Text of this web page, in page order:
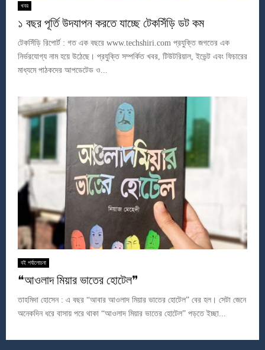
খবর
১ বছর পূর্তি উদযাপন করতে যাচ্ছে টেকসিঁড়ি ডট কম
টেকসিঁড়ি রিপোর্ট : গত এক বছরে www.techshiri.com প্রযুক্তি জগতের এক
নির্ভরযোগ্য নাম হয়ে উঠেছে। প্রযুক্তি সম্পর্কিত খবর, টিউটরিয়াল, ইভেন্ট এবং ফিচারের
মাধ্যমে পাঠকদের আপডেটেড ও...
বই পর্যালোচনা
❝আওলাদ মিয়ার ভাতের হোটেল❞
তাহমিদা হোসেন : এ বছর “আবার আওলাদ মিয়ার ভাতের হোটেল” বের হল। সেটা জেনে
অনেকদিন ধরে বাসায় পরে থাকা “আওলাদ মিয়ার ভাতের হোটেল” পড়তে ইচ্ছা...